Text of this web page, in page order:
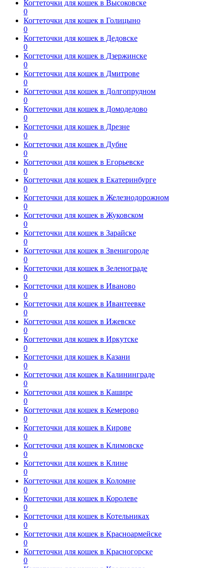
Когтеточки для кошек в Высоковске
0
Когтеточки для кошек в Голицыно
0
Когтеточки для кошек в Дедовске
0
Когтеточки для кошек в Дзержинске
0
Когтеточки для кошек в Дмитрове
0
Когтеточки для кошек в Долгопрудном
0
Когтеточки для кошек в Домодедово
0
Когтеточки для кошек в Дрезне
0
Когтеточки для кошек в Дубне
0
Когтеточки для кошек в Егорьевске
0
Когтеточки для кошек в Екатеринбурге
0
Когтеточки для кошек в Железнодорожном
0
Когтеточки для кошек в Жуковском
0
Когтеточки для кошек в Зарайске
0
Когтеточки для кошек в Звенигороде
0
Когтеточки для кошек в Зеленограде
0
Когтеточки для кошек в Иваново
0
Когтеточки для кошек в Ивантеевке
0
Когтеточки для кошек в Ижевске
0
Когтеточки для кошек в Иркутске
0
Когтеточки для кошек в Казани
0
Когтеточки для кошек в Калининграде
0
Когтеточки для кошек в Кашире
0
Когтеточки для кошек в Кемерово
0
Когтеточки для кошек в Кирове
0
Когтеточки для кошек в Климовске
0
Когтеточки для кошек в Клине
0
Когтеточки для кошек в Коломне
0
Когтеточки для кошек в Королеве
0
Когтеточки для кошек в Котельниках
0
Когтеточки для кошек в Красноармейске
0
Когтеточки для кошек в Красногорске
0